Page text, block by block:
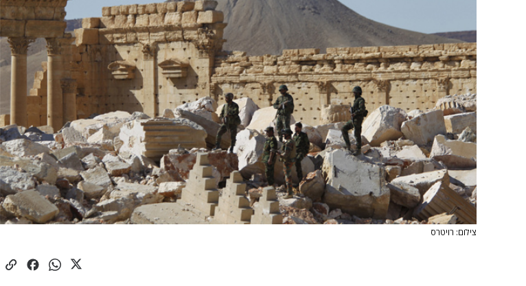
צילום: רויטרס